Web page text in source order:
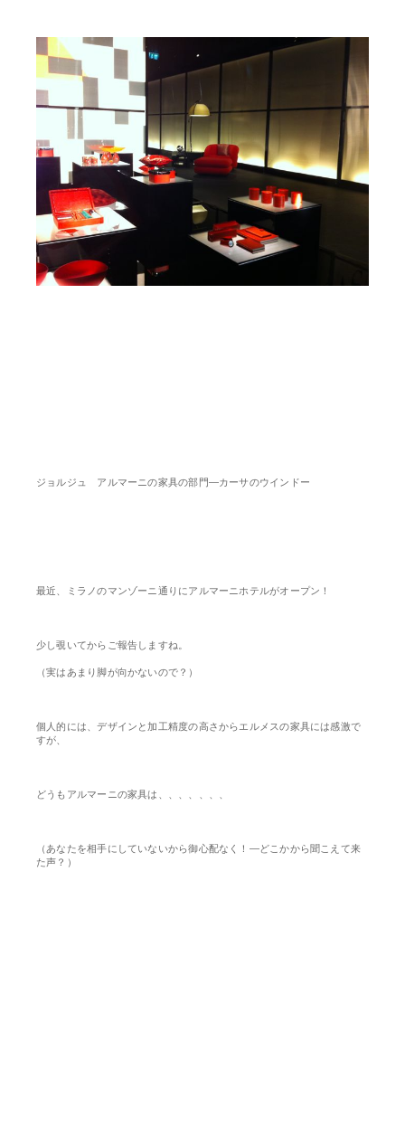
ジョルジュ アルマーニの家具の部門―カーサのウインドー
最近、ミラノのマンゾーニ通りにアルマーニホテルがオープン！
少し覗いてからご報告しますね。
（実はあまり脚が向かないので？）
個人的には、デザインと加工精度の高さからエルメスの家具には感激で
すが、
どうもアルマーニの家具は、、、、、、、
（あなたを相手にしていないから御心配なく！―どこかから聞こえて来
た声？）